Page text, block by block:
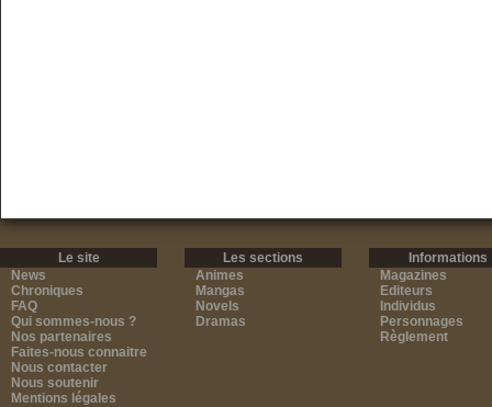
Le site
News
Chroniques
FAQ
Qui sommes-nous ?
Nos partenaires
Faites-nous connaitre
Nous contacter
Nous soutenir
Mentions légales
Les sections
Animes
Mangas
Novels
Dramas
Informations
Magazines
Editeurs
Individus
Personnages
Règlement